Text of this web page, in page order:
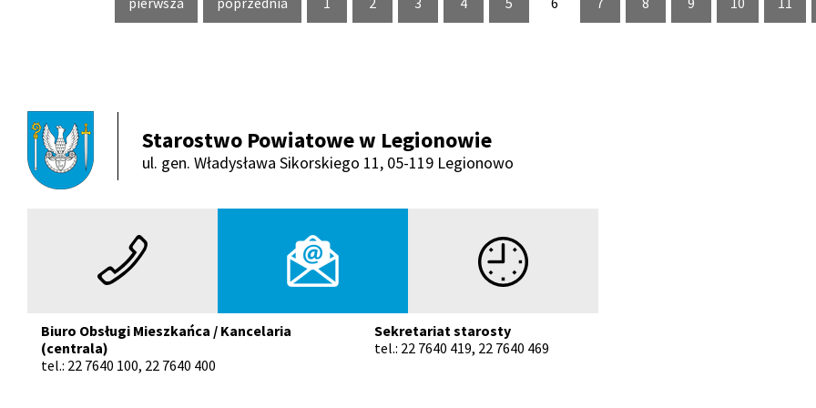
Starostwo Powiatowe w Legionowie
ul. gen. Władysława Sikorskiego 11, 05-119 Legionowo
Telefon E-mail Godziny pracy
Biuro Obsługi Mieszkańca / Kancelaria
(centrala)
tel.: 22 7640 100, 22 7640 400
Sekretariat starosty
tel.: 22 7640 419, 22 7640 469